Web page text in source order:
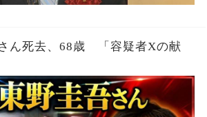
ん死去、68歳 「容疑者Xの献